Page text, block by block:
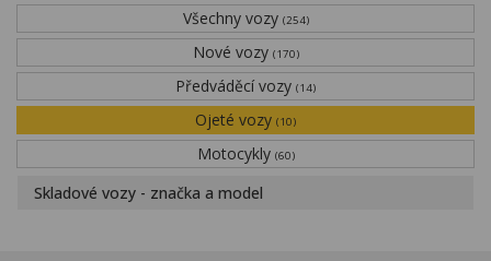
Obytné vozy
Financování
Novinky
Všechny vozy (254)
Nové vozy (170)
Předváděcí vozy (14)
Ojeté vozy (10)
Motocykly (60)
Skladové vozy - značka a model